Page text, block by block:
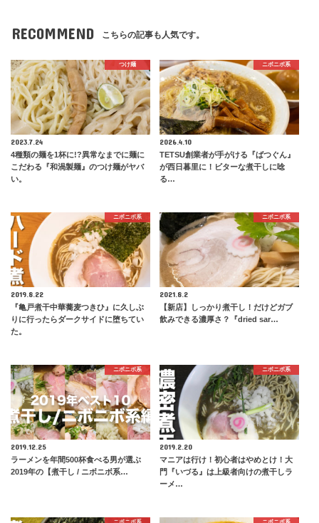
RECOMMEND こちらの記事も人気です。
つけ麺
2023.7.24
4種類の麺を1杯に!?異常なまでに麺に
こだわる『和渦製麺』のつけ麺がヤバ
い。
ニボニボ系
2026.4.10
TETSU創業者が手がける『ばつぐん』
が西日暮里に！ビターな煮干しに唸
る…
ニボニボ系
2019.8.22
『亀戸煮干中華蕎麦つきひ』に久しぶ
りに行ったらダークサイドに堕ちてい
た。
ニボニボ系
2021.8.2
【新店】しっかり煮干し！だけどガブ
飲みできる濃厚さ？『dried sar…
ニボニボ系
2019.12.25
ラーメンを年間500杯食べる男が選ぶ
2019年の【煮干し / ニボニボ系…
ニボニボ系
2019.2.20
マニアは行け！初心者はやめとけ！大
門『いづる』は上級者向けの煮干しラ
ーメ…